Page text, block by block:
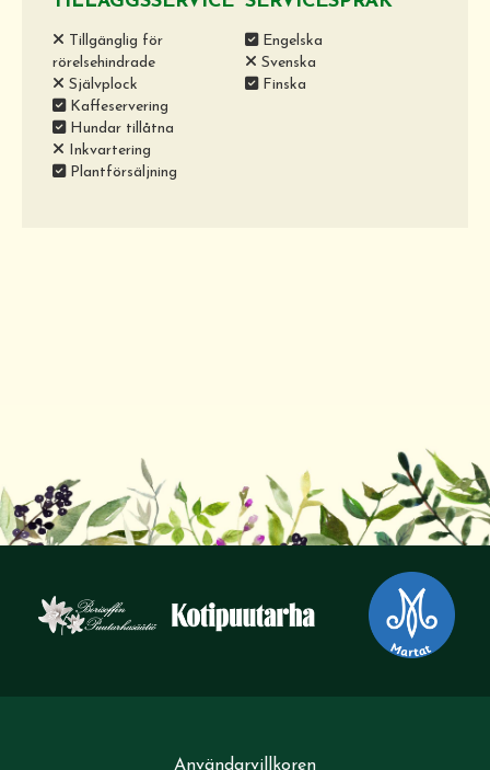
Tillgänglig för
rörelsehindrade
Självplock
Kaffeservering
Hundar tillåtna
Inkvartering
Plantförsäljning
Engelska
Svenska
Finska
Användarvillkoren